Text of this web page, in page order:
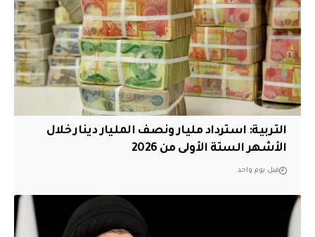
التربية: استرداد مليار ونصف المليار دينار خلال
الأشهر الستة الأولى من 2026
قبل يوم واحد